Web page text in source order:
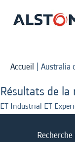
Accueil | Australia
Résultats de la
ET Industrial ET